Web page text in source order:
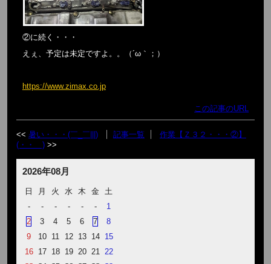
②に続く・・・
えぇ、予定は未定ですよ。。（´ω｀；）
https://www.zimax.co.jp
この記事のURL
暑い・・・(￣_￣|||) 記事一覧
作業【Ｚ３２・・・②】
(・・ )
2026年08月
日 月 火 水 木 金
土
-
- - - - -
1
2
3 4 5 6 7
8
9
10 11 12 13 14
15
16
17 18 19 20 21 22